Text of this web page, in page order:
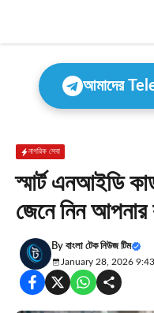
Menu
আমাদের
নাগরিক সেবা
স্মার্ট এনআইডি
জেনে নিন আপনার
By বাংলা টেক নিউজ টিম
January 28, 2026